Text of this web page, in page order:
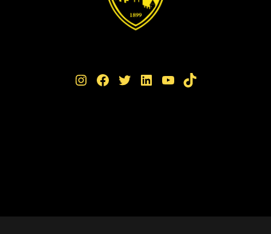
Instagram Facebook Twitter LinkedIn YouTube TikTok